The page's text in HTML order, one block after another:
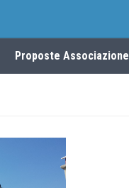
Proposte Associazione